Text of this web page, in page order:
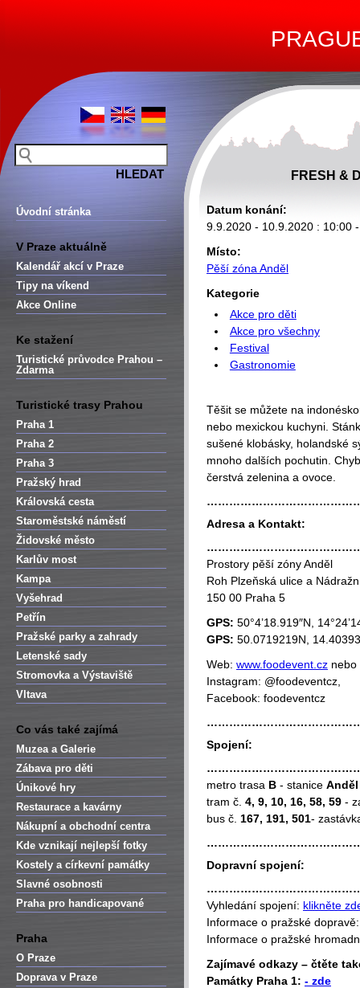
Úvodní stránka
V Praze aktuálně
Kalendář akcí v Praze
Tipy na víkend
Akce Online
Ke stažení
Turistické průvodce Prahou –
Zdarma
Turistické trasy Prahou
Praha 1
Praha 2
Praha 3
Pražský hrad
Královská cesta
Staroměstské náměstí
Židovské město
Karlův most
Kampa
Vyšehrad
Petřín
Pražské parky a zahrady
Letenské sady
Stromovka a Výstaviště
Vltava
Co vás také zajímá
Muzea a Galerie
Zábava pro děti
Únikové hry
Restaurace a kavárny
Nákupní a obchodní centra
Kde vznikají nejlepší fotky
Kostely a církevní památky
Slavné osobnosti
Praha pro handicapované
Praha
O Praze
Doprava v Praze
FRESH &
Datum konání:
9.9.2020 - 10.9.2020 : 10:00
Místo:
Pěší zóna Anděl
Kategorie
Akce pro děti
Akce pro všechny
Festival
Gastronomie
Těšit se můžete na
nebo mexickou kuchyni.
sušené klobásky, holandské
mnoho dalších pochutin.
čerstvá zelenina a ovoce.
Adresa a Kontakt:
Prostory pěší zóny Anděl
Roh Plzeňská ulice a
150 00 Praha 5
GPS: 50°4’18.919″N,
GPS: 50.0719219N,
Web: www.foodevent.cz nebo
Instagram: @foodeventcz,
Facebook: foodeventcz
Spojení:
metro trasa B - stanice Anděl
tram č. 4, 9, 10, 16, 58, 59 -
bus č. 167, 191, 501-
Dopravní spojení:
Vyhledání spojení: klikněte
Informace o pražské
Informace o pražské
Zajímavé odkazy – čtěte
Památky Praha 1: - zde